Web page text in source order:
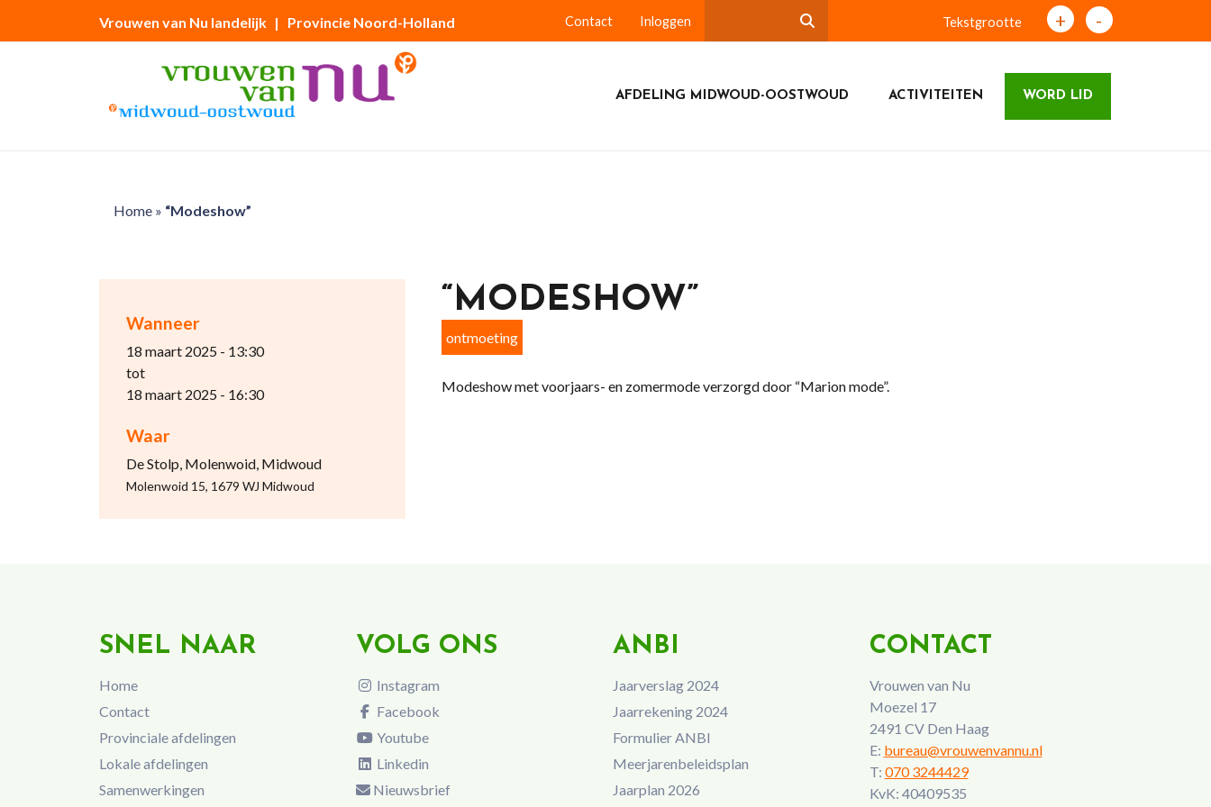
Vrouwen van Nu landelijk | Provincie Noord-Holland Contact Inloggen Tekstgrootte + -
AFDELING MIDWOUD-OOSTWOUD ACTIVITEITEN WORD LID
Home» “Modeshow”
Wanneer
18 maart 2025 - 13:30
tot
18 maart 2025 - 16:30
Waar
De Stolp, Molenwoid, Midwoud
Molenwoid 15, 1679 WJ Midwoud
“MODESHOW”
ontmoeting
Modeshow met voorjaars- en zomermode verzorgd door “Marion mode”.
SNEL NAAR
Home
Contact
Provinciale afdelingen
Lokale afdelingen
Samenwerkingen
VOLG ONS
Instagram
Facebook
Youtube
Linkedin
Nieuwsbrief
ANBI
Jaarverslag 2024
Jaarrekening 2024
Formulier ANBI
Meerjarenbeleidsplan
Jaarplan 2026
CONTACT
Vrouwen van Nu
Moezel 17
2491 CV Den Haag
E: bureau@vrouwenvannu.nl
T: 070 3244429
KvK: 40409535